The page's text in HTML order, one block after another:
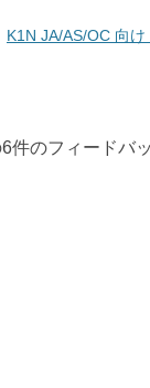
K1N JA/AS/OC 向
6件のフィードバ